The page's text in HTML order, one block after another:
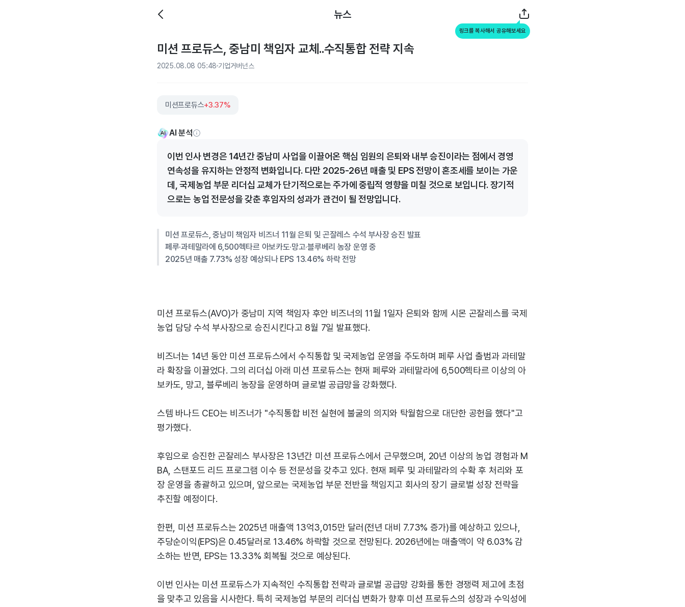
뉴스
링크를 복사해서 공유해보세요
미션 프로듀스, 중남미 책임자 교체..수직통합 전략 지속
2025.08.08 05:48 기업거버넌스
미션프로듀스+3.37%
AI 분석
이번 인사 변경은 14년간 중남미 사업을 이끌어온 핵심 임원의 은퇴와 내부 승진이라는 점에서 경영
연속성을 유지하는 안정적 변화입니다. 다만 2025-26년 매출 및 EPS 전망이 혼조세를 보이는 가운
데, 국제농업 부문 리더십 교체가 단기적으로는 주가에 중립적 영향을 미칠 것으로 보입니다. 장기적
으로는 농업 전문성을 갖춘 후임자의 성과가 관건이 될 전망입니다.
미션 프로듀스, 중남미 책임자 비즈너 11월 은퇴 및 곤잘레스 수석 부사장 승진 발표
페루·과테말라에 6,500헥타르 아보카도·망고·블루베리 농장 운영 중
2025년 매출 7.73% 성장 예상되나 EPS 13.46% 하락 전망
미션 프로듀스(AVO)가 중남미 지역 책임자 후안 비즈너의 11월 1일자 은퇴와 함께 시몬 곤잘레스를 국제
농업 담당 수석 부사장으로 승진시킨다고 8월 7일 발표했다.
비즈너는 14년 동안 미션 프로듀스에서 수직통합 및 국제농업 운영을 주도하며 페루 사업 출범과 과테말
라 확장을 이끌었다. 그의 리더십 아래 미션 프로듀스는 현재 페루와 과테말라에 6,500헥타르 이상의 아
보카도, 망고, 블루베리 농장을 운영하며 글로벌 공급망을 강화했다.
스템 바나드 CEO는 비즈너가 "수직통합 비전 실현에 불굴의 의지와 탁월함으로 대단한 공헌을 했다"고
평가했다.
후임으로 승진한 곤잘레스 부사장은 13년간 미션 프로듀스에서 근무했으며, 20년 이상의 농업 경험과 M
BA, 스탠포드 리드 프로그램 이수 등 전문성을 갖추고 있다. 현재 페루 및 과테말라의 수확 후 처리와 포
장 운영을 총괄하고 있으며, 앞으로는 국제농업 부문 전반을 책임지고 회사의 장기 글로벌 성장 전략을
추진할 예정이다.
한편, 미션 프로듀스는 2025년 매출액 13억3,015만 달러(전년 대비 7.73% 증가)를 예상하고 있으나,
주당순이익(EPS)은 0.45달러로 13.46% 하락할 것으로 전망된다. 2026년에는 매출액이 약 6.03% 감
소하는 반면, EPS는 13.33% 회복될 것으로 예상된다.
이번 인사는 미션 프로듀스가 지속적인 수직통합 전략과 글로벌 공급망 강화를 통한 경쟁력 제고에 초점
을 맞추고 있음을 시사한다. 특히 국제농업 부문의 리더십 변화가 향후 미션 프로듀스의 성장과 수익성에